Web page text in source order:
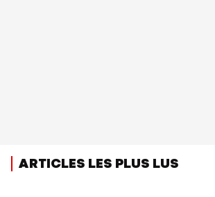
ARTICLES LES PLUS LUS